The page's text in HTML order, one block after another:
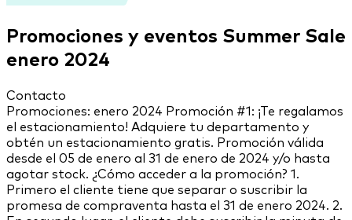
Promociones y eventos Summer Sale
enero 2024
Contacto
Promociones: enero 2024 Promoción #1: ¡Te regalamos el estacionamiento! Adquiere tu departamento y obtén un estacionamiento gratis. Promoción válida desde el 05 de enero al 31 de enero de 2024 y/o hasta agotar stock. ¿Cómo acceder a la promoción? 1. Primero el cliente tiene que separar o suscribir la promesa de compraventa hasta el 31 de enero 2024. 2. En segundo lugar, el cliente debe suscribir la minuta de compraventa y abonar como mínimo el 3% de la cuota inicial hasta el 31 de enero del 2024. En caso el cliente separe su departamento el día 31 de enero, tendrá que abonar el 3% de la cuota inicial el mismo día. 3. Solo válido para compras de departamentos de 03 dormitorios y dúplex en los proyectos Invent Suarez, Invent Alejandro Tirado, Edificio Residencial Aliaga, Residencial Cuba, Edificio Residencial Jose Olaya, Invent Jesús María, Edificio Multifamiliar Patria, Legado e Influencer y solo departamentos dúplex en el proyecto de Invent Barranco. 4. La Inmobiliaria se reserva el derecho de seleccionar el estacionamiento. 5. La entrega del obsequio se encontrará sujeta al pago de la totalidad del precio de venta del departamento. 6. La entrega se efectuará en forma simultánea o posterior a la entrega del departamento. 7. Promoción no acumulable con otros descuentos, promociones o beneficios adicionales. 8. Promoción válida para las personas que cumplan con todos los requisitos, sujeto a stock disponible. 9. Stock de 05 unidades (01 unidad por proyecto). Promoción #2: Cuotas por proyecto Promoción válida desde el 05 de enero al 31 de enero de 2024 y/o hasta agotar stock. ¿Cómo acceder a la promoción? 1. Primero el cliente tiene que separar o suscribir la promesa de compraventa hasta el 31 de enero 2024. 2. En segundo lugar, el cliente debe suscribir la minuta de compraventa y abonar como mínimo el 3% de la cuota inicial hasta el 31 de enero del 2024. En caso el cliente separe su departamento el día 31 de enero, tendrá que abonar el 3% de la cuota inicial el mismo día. 3. El monto y plazo de las cuotas varían según Proyecto y evaluación del banco. 4. Solo accederán a la promoción las primeras 20 (veinte) personas que cumplan con los requisitos establecidos. Detalles de cuotas referenciales por Proyecto Proyecto Invent Jesús María: Cuota desde S/3,800.00, aplica en dpto. 606 modelo de 2 dormitorios, 57.95m2, precio lista s/466,900, no aplica bonos. Brindado mínimo 10% de cuota inicial en un estimado de 25 años en cuotas dobles. TEA referencial 9.5%. Proyecto Invent Alejandro Tirado: Cuota desde S/1,900.00, aplica en dpto. 406 modelo de 1 dormitorio, 40.33m2, precio lista s/273,300,000, aplicando los bonos Mi vivienda y bono verde. Brindado 10% de cuota inicial en un estimado de 25 años en cuotas dobles. Proyecto Invent Barranco: Cuota desde S/2,950.00, aplica en dpto. 403 modelo Loft, 39m2, precio lista s/447,200 brindado 15% de cuota inicial en un estimado de 25 años en cuotas dobles, tea referencial 9.5% Proyecto Edificio Multifamiliar Patria: Cuota desde S/2,100.00, aplica en dpto. 210 modelo Loft, 33.27m2, precio lista s/323,600, aplicando los bonos Mi vivienda y bono verde. Brindado 15% de cuota inicial en un estimado de 25 años en cuotas dobles. Proyecto Edificio Residencial Aliaga: Cuota desde S/2,600.00, a aplica en dpto. 2004 modelo Loft, 42.35m2, precio lista s/369,400, aplicando los bonos Mi vivienda y bono verde. Brindado 10% de cuota inicial en un estimado de 25 años en cuotas dobles. Proyecto Edificio Residencial Jose Olaya: Cuota desde S/1,850.00, aplica en dpto. 305 modelo 1 dormitorio, 38.30m2, precio lista s/257,900, aplicando los bonos Mi vivienda y bono verde. Brindado 15% de cuota inicial en un estimado de 20 años en cuotas dobles. Proyecto Residencial Cuba: Cuota desde S/1,950.00, aplica en dpto. 2004 modelo 1 dormitorio, 39.93m2, precio lista s/292,700, aplicando los bonos Mi vivienda y bono verde. Brindado 10% de cuota inicial en un estimado de 25 años en cuotas dobles. Proyecto Influencer: Cuota desde S/1,900.00, aplica en dpto. 1703 modelo 1 dormitorio, 41.28m2, precio lista s/310,900, aplicando los bonos Mi vivienda y bono verde. Brindado 10% de cuota inicial en un estimado de 25 años en cuotas dobles. Proyecto Legado: Cuota desde S/1,980.00, aplica en dpto. 2003 modelo 1 dormitorio, 42.10m2, precio lista s/336,000, aplicando los bonos Mi vivienda y bono verde. Brindado 10% de cuota inicial en un estimado de 25 años en cuotas dobles. Promoción #3: Te regalamos un upgrade de cocina Promoción válida desde el 05 de enero al 31 de enero de 2024 y/o hasta agotar stock. ¿Cómo acceder a la promoción? 1. Primero el cliente tiene que separar o suscribir la promesa de compraventa hasta el 31 de enero 2024. 2. En segundo lugar, el cliente debe suscribir la minuta de compraventa y abonar como mínimo el 3% de la cuota inicial hasta el 31 de enero del 2024. En caso el cliente separe su departamento el día 31 de enero, tendrá que abonar el 3% de la cuota inicial el mismo día. 3. Valido solo para clientes que compren un departamento en los siguientes proyectos:  Legado e Influencer  Edificio Multifamiliar Patria  Invent Alejandro Tirado  Residencial Cuba  Edificio Residencial Aliaga  Nueva Metrópolis 4. El obsequio señalado se encuentra sujeto a disponibilidad del mercado, por lo que, en caso de no contar con Stock disponible, será reemplazado por uno similar. 5. Invent no es responsable por la garantía del obsequio ofrecido. 6. Invent se reserva el derecho de seleccionar al proveedor. 7. El proveedor establecerá el color, tamaño y demás características del obsequio. 8. La promoción solo será efectiva si el cliente ha cancelado el íntegro del precio de compraventa. 9. La entrega del obsequio se efectuará en forma simultánea o posterior a la entrega del departamento. 10. Promoción válida para las personas que cumplan con todos los requisitos, sujeto a stock disponible. 11. Stock 30 (treinta). Promoción #4: Descuentos de hasta S/120,000 Compra tu departamento con descuentos de hasta s/120,000 (ciento veinte mil con 00/100 soles). Promoción válida desde el 05 de enero al 31 de enero de 2024 y/o hasta agotar stock. ¿Cómo acceder a la promoción? 1. Separa el departamento N°901 dúplex del proyecto Invent Suárez hasta el 31 de enero 2024. 2. En segundo lugar, el cliente debe suscribir la minuta de compraventa y abonar como mínimo el 10% de la cuota inicial o lo solicitado por el banco para la carta de aprobación hasta el 31 de enero del 2024. 3. El Cliente debe contar con una carta de aprobación o precalificación por el banco promotor BBVA, en caso de tratarse de crédito hipotecario. 4. Descuento solo aplica para el dúplex 901 del proyecto Invent Suárez. 5. Promoción no acumulable con otros descuentos adicionales. 6. Solo accederá a la promoción el primer cliente que cumpla con los requisitos establecidos. 7. Stock de 01 (una) unidad. Promoción #5: ¡Compra tu depa y disfruta tu verano en una casa de playa! Compra tu departamento y te regalamos la estadía 3 días y 2 noches en una casa de playa en el sur Promoción válida desde el 05 de enero al 31 de enero de 2024. ¿Cómo acceder a la promoción? 1. El cliente tiene que separar o suscribir la promesa de compraventa hasta el 31 de enero 2024. 2. El cliente debe suscribir la minuta de compraventa y abonar como mínimo el 3% de la cuota inicial hasta el 31 de enero del 2024. En caso el cliente separe su departamento el día 31 de enero, tendrá que abonar el 3% de la cuota inicial el mismo día. ¿Que incluye el Obsequio? • 03 días /02 noches de alojamiento en una casa de playa del sur de Lima a elección de Invent, en adelante la “Casa”. • La casa contará con una capacidad máxima de 6 (seis) personas. ¿Que no incluye el obsequio? • No incluye transporte. • No incluye alimentación. • No incluye la garantía requerida por el hospedaje, la cual deberá ser asumida por el Cliente. • No incluye estacionamiento. Consideraciones: • Restricciones de la Casa:  Los Clientes no podrán llevar mascotas.  La entrada a la Casa es a las 15:00 pm y la salida de la Casa será a las 11:00am. • La preferencia en la elección de los días de alejamiento por parte del Cliente, será conforme a las fechas de abono del 3% de la cuota inicial y conforme a la disponibilidad. • Invent no asume responsabilidad por los daños que pueda generar el Cliente a la Casa, teniendo el cliente que asumir toda responsabilidad frente a los daños que pueda generar en la Casa. • El cliente que cumpla con todo lo establecido en el apartado “¿Cómo acceder a la promoción?”, deberá contactarse hasta el 02 de febrero de 2024 con atencionalcliente@invent.com.pe, a fin de comunicar las fechas en que desea reservar la casa de playa. Tener en cuenta que solo podrá hacer uso del obsequio hasta el 31 de marzo de 2024, es decir que pasada dicha fecha el cliente pierde el derecho a hacer uso del obsequio. • En caso el Cliente no firme la minuta de compraventa y desista de continuar con la compra o resuelva la minuta de compraventa y haya hecho uso del obsequio, será penalizado con la retención del 3% de la cuota inicial, esto sin perjuicio de las otras penalidades establecidas en el convenio de separación, promesa de compraventa, minuta de compraventa o las indicadas por su asesor comercial. • Stock: Solo accederan a la promoción los primeros 5 (cinco) clientes que cumplan con todo lo establecido en el apartado ¿ Cómo acceder a la promoción? ¿Cómo reclamar el Obsequio? 1. El cliente deberá comunicarse con atencionalcliente@invent.com.pe hasta el día 02 de febrero de 2024 en el horario de Lunes a viernes de 09:00 am a 6:00 pm a fin de coordinar la reserva de su estadia en la Casa. 2. Se deja expresamente establecido que el regalo es personal e intransferible, debiendo exhibir el DNI del cliente (original y vigente) y la constancia de obsequio firmada. 3. Las características de la Casa quedará sujeto a la discrecionalidad de